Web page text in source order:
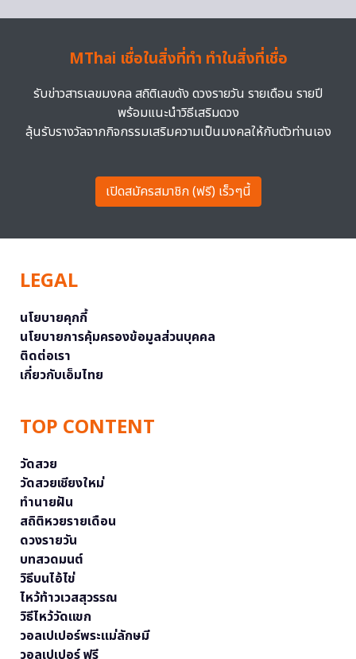
MThai เชื่อในสิ่งที่ทำ ทำในสิ่งที่เชื่อ
รับข่าวสารเลขมงคล สถิติเลขดัง ดวงรายวัน รายเดือน รายปี
พร้อมแนะนำวิธีเสริมดวง
ลุ้นรับรางวัลจากกิจกรรมเสริมความเป็นมงคลให้กับตัวท่านเอง
เปิดสมัครสมาชิก (ฟรี) เร็วๆนี้
LEGAL
นโยบายคุกกี้
นโยบายการคุ้มครองข้อมูลส่วนบุคคล
ติดต่อเรา
เกี่ยวกับเอ็มไทย
TOP CONTENT
วัดสวย
วัดสวยเชียงใหม่
ทำนายฝัน
สถิติหวยรายเดือน
ดวงรายวัน
บทสวดมนต์
วิธีบนไอ้ไข่
ไหว้ท้าวเวสสุวรรณ
วิธีไหว้วัดแขก
วอลเปเปอร์พระแม่ลักษมี
วอลเปเปอร์ ฟรี